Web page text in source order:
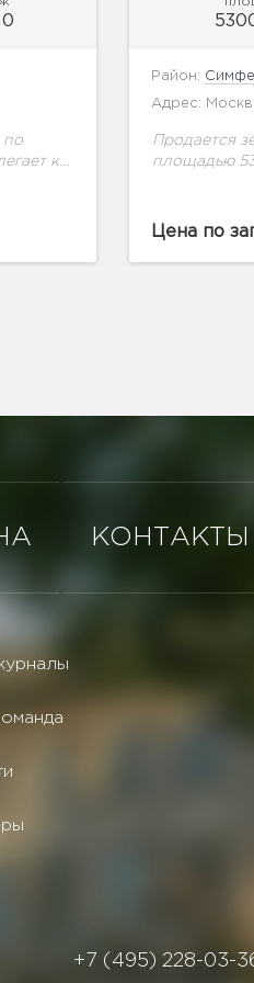
по
к
Район:
Адрес:
Продается
площадью
Участок
Цена по
КОНТАКТЫ
+7 (495) 228-03-